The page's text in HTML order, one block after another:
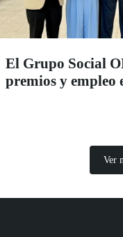
El Grupo Social
premios y empleo
Ver